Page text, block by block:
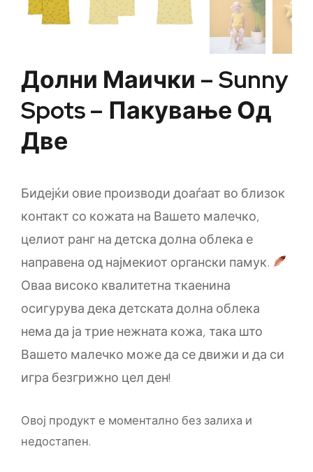
Долни Маички – Sunny
Spots – Пакување Од
Две
Бидејќи овие производи доаѓаат во близок
контакт со кожата на Вашето малечко,
целиот ранг на детска долна облека е
направена од најмекиот органски памук.
Оваа високо квалитетна ткаенина
осигурува дека детската долна облека
нема да ја трие нежната кожа, така што
Вашето малечко може да се движи и да си
игра безгрижно цел ден!
Овој продукт е моментално без залиха и
недостапен.